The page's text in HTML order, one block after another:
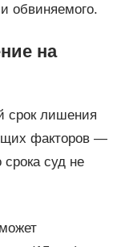
обвиняемого.
на
срок лишения
факторов —
срока суд не